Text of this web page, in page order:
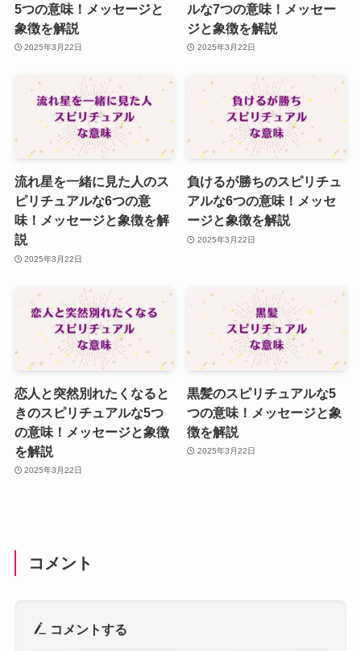
5つの意味！メッセージと
象徴を解説
2025年3月22日
ルな7つの意味！メッセー
ジと象徴を解説
2025年3月22日
流れ星を一緒に見た人のス
ピリチュアルな6つの意
味！メッセージと象徴を解
説
2025年3月22日
負けるが勝ちのスピリチュ
アルな6つの意味！メッセ
ージと象徴を解説
2025年3月22日
恋人と突然別れたくなると
きのスピリチュアルな5つ
の意味！メッセージと象徴
を解説
2025年3月22日
黒髪のスピリチュアルな5
つの意味！メッセージと象
徴を解説
2025年3月22日
コメント
コメントする